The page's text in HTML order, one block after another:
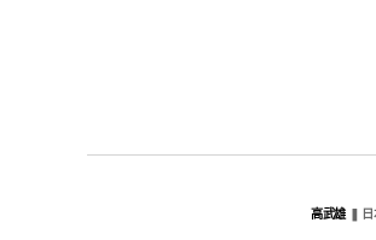
高武雄 ❚